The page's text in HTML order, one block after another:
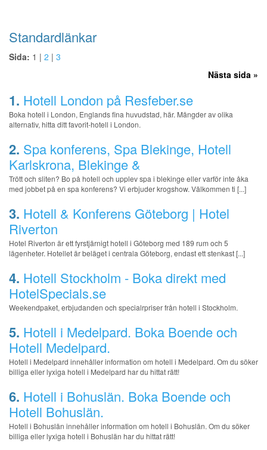
Standardlänkar
Sida: 1 | 2 | 3
Nästa sida »
1. Hotell London på Resfeber.se
Boka hotell i London, Englands fina huvudstad, här. Mängder av olika
alternativ, hitta ditt favorit-hotell i London.
2. Spa konferens, Spa Blekinge, Hotell
Karlskrona, Blekinge &
Trött och sliten? Bo på hotell och upplev spa i blekinge eller varför inte åka
med jobbet på en spa konferens? Vi erbjuder krogshow. Välkommen ti [...]
3. Hotell & Konferens Göteborg | Hotel
Riverton
Hotel Riverton är ett fyrstjärnigt hotell i Göteborg med 189 rum och 5
lägenheter. Hotellet är beläget i centrala Göteborg, endast ett stenkast [...]
4. Hotell Stockholm - Boka direkt med
HotelSpecials.se
Weekendpaket, erbjudanden och specialrpriser från hotell i Stockholm.
5. Hotell i Medelpard. Boka Boende och
Hotell Medelpard.
Hotell i Medelpard innehåller information om hotell i Medelpard. Om du söker
billiga eller lyxiga hotell i Medelpard har du hittat rätt!
6. Hotell i Bohuslän. Boka Boende och
Hotell Bohuslän.
Hotell i Bohuslän innehåller information om hotell i Bohuslän. Om du söker
billiga eller lyxiga hotell i Bohuslän har du hittat rätt!